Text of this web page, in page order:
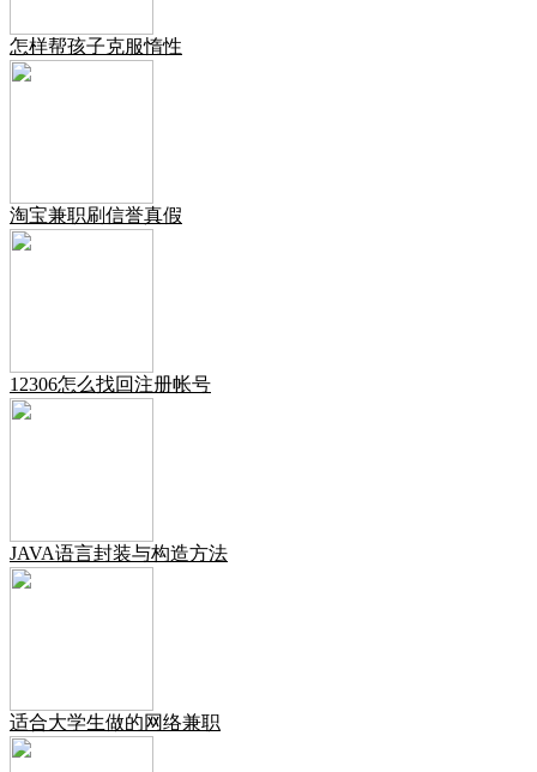
怎样帮孩子克服惰性
淘宝兼职刷信誉真假
12306怎么找回注册帐号
JAVA语言封装与构造方法
适合大学生做的网络兼职